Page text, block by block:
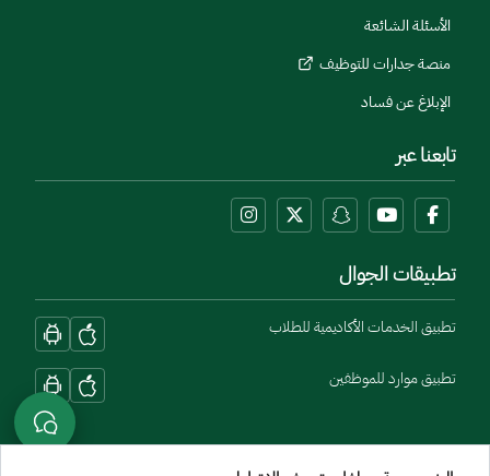
الأسئلة الشائعة
منصة جدارات للتوظيف
الإبلاغ عن فساد
تابعنا عبر
تطبيقات الجوال
تطبيق الخدمات الأكاديمية للطلاب
تطبيق موارد للموظفين